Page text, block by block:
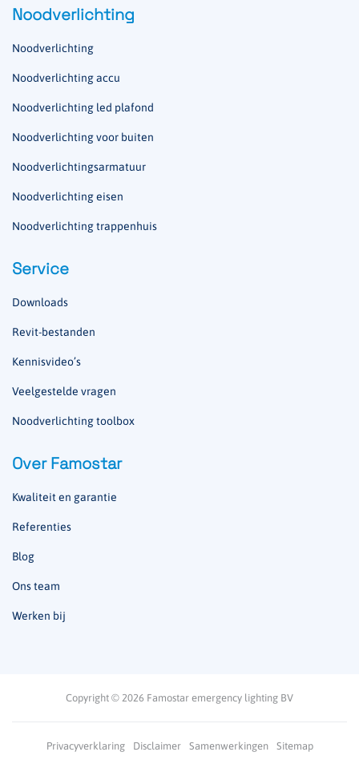
Noodverlichting
Noodverlichting
Noodverlichting accu
Noodverlichting led plafond
Noodverlichting voor buiten
Noodverlichtingsarmatuur
Noodverlichting eisen
Noodverlichting trappenhuis
Service
Downloads
Revit-bestanden
Kennisvideo’s
Veelgestelde vragen
Noodverlichting toolbox
Over Famostar
Kwaliteit en garantie
Referenties
Blog
Ons team
Werken bij
Copyright © 2026 Famostar emergency lighting BV
Privacyverklaring Disclaimer Samenwerkingen Sitemap